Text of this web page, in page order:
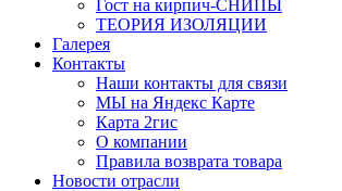
Гост на кирпич-СНИПЫ
ТЕОРИЯ ИЗОЛЯЦИИ
Галерея
Контакты
Наши контакты для связи
МЫ на Яндекс Карте
Карта 2гис
О компании
Правила возврата товара
Новости отрасли